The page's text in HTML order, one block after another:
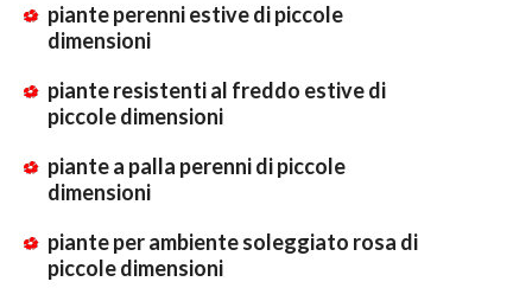
piante perenni estive di piccole
dimensioni
piante resistenti al freddo estive di
piccole dimensioni
piante a palla perenni di piccole
dimensioni
piante per ambiente soleggiato rosa di
piccole dimensioni